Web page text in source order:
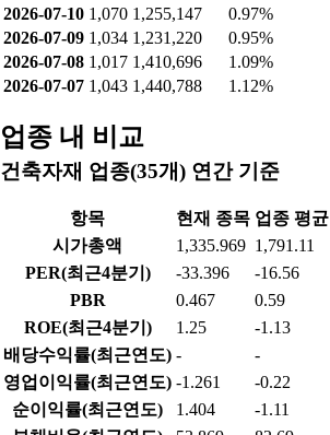
2026-07-10 1,070 1,255,147
0.97%
2026-07-09 1,034 1,231,220
0.95%
2026-07-08 1,017 1,410,696
1.09%
2026-07-07 1,043 1,440,788 1.12%
업종 내 비교
건축자재 업종(35개) 연간 기준
항목 현재 종목 업종 평균
시가총액
1,335.969 1,791.11
PER(최근4분기)
-33.396 -16.56
PBR
0.467 0.59
ROE(최근4분기)
1.25 -1.13
배당수익률(최근연도) - -
영업이익률(최근연도) -1.261 -0.22
순이익률(최근연도)
1.404 -1.11